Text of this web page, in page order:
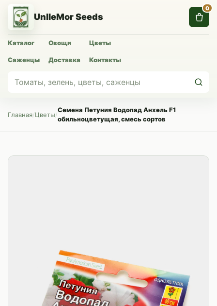
UnlleMor Seeds
Каталог Овощи Цветы
Саженцы Доставка Контакты
0
Главная/Цветы/
Семена Петуния Водопад Анхель F1
обильноцветущая, смесь сортов